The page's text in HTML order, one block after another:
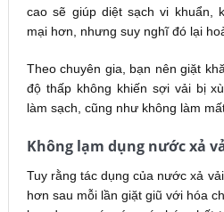
cao sẽ giúp diệt sạch vi khuẩn,
mại hơn, nhưng suy nghĩ đó lại
Theo chuyên gia, bạn nên giặt
độ thấp không khiến sợi vải bị
làm sạch, cũng như không làm
Không lạm dụng nước xả
Tuy rằng tác dụng của nước xả
hơn sau mỗi lần giặt giũ với hóa